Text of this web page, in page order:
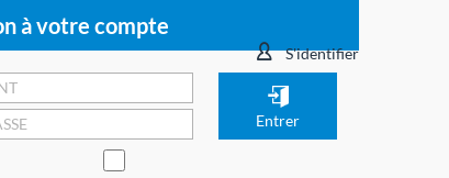
S'identifier
à votre compte